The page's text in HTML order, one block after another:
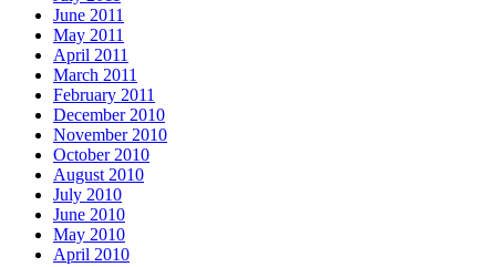
June 2011
May 2011
April 2011
March 2011
February 2011
December 2010
November 2010
October 2010
August 2010
July 2010
June 2010
May 2010
April 2010